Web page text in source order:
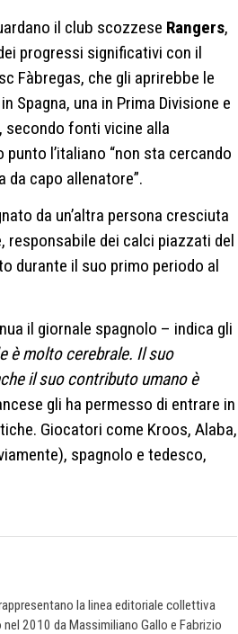
il club scozzese Rangers,
progressi significativi con il
Fàbregas, che gli aprirebbe le
Spagna, una in Prima Divisione e
secondo fonti vicine alla
l’italiano “non sta cercando
da capo allenatore”.
da un’altra persona cresciuta
responsabile dei calci piazzati del
durante il suo primo periodo al
il giornale spagnolo – indica gli
è molto cerebrale. Il suo
il suo contributo umano è
gli ha permesso di entrare in
Giocatori come Kroos, Alaba,
spagnolo e tedesco,
la linea editoriale collettiva
2010 da Massimiliano Gallo e Fabrizio